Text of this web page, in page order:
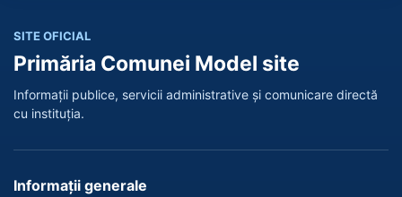
SITE OFICIAL
Primăria Comunei Model site
Informații publice, servicii administrative și comunicare directă
cu instituția.
Informații generale